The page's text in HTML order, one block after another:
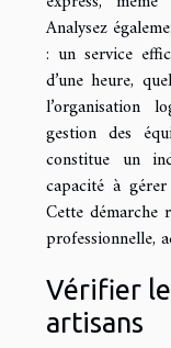
Analysez
: un service
d’une heure,
l’organisation
gestion des
constitue un
capacité à
Cette démarche
professionnelle,
Vérifier
artisans